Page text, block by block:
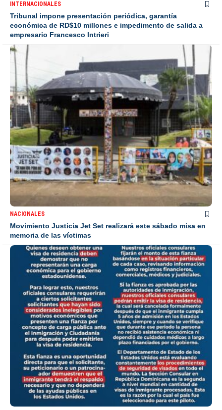
INTERNACIONALES
Tribunal impone presentación periódica, garantía
económica de RD$10 millones e impedimento de salida a
empresario Francesco Intrieri
NACIONALES
Movimiento Justicia Jet Set realizará este sábado misa en
memoria de las víctimas